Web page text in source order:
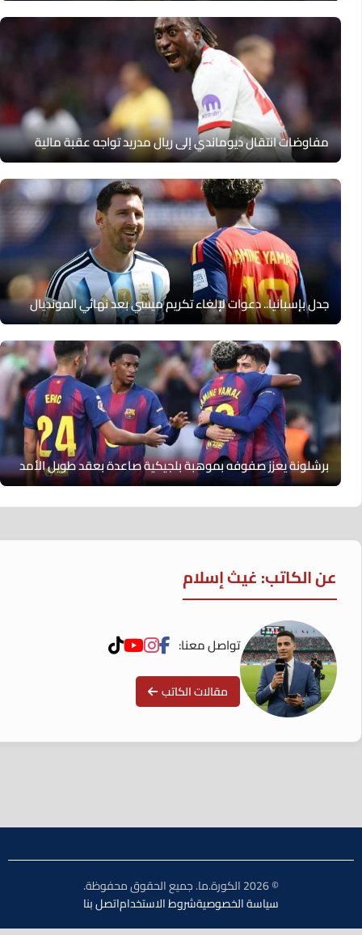
مفاوضات انتقال ديوماندي إلى ريال مدريد تواجه عقبة مالية
جدل بإسبانيا.. دعوات لإلغاء تكريم ميسي بعد نهائي المونديال
برشلونة يعزز صفوفه بموهبة بلجيكية صاعدة بعقد طويل الأمد
عن الكاتب: غيث إسلام
تواصل معنا:
مقالات الكاتب
سياسة الخصوصيةشروط الاستخداماتصل بنا